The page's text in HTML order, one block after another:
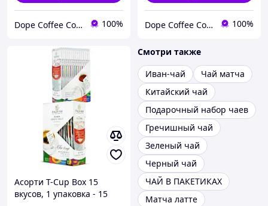
Dope Coffee Company (Кавова компанія ДОУП) 100% Dope Coffee Company (Кавова компанія ДОУП) 100%
Асорти T-Cup Box 15
вкусов, 1 упаковка - 15
Смотри также
Иван-чай
Чай матча
Китайский чай
Подарочный набор чаев
Гречишный чай
Зеленый чай
Черный чай
ЧАЙ В ПАКЕТИКАХ
Матча латте